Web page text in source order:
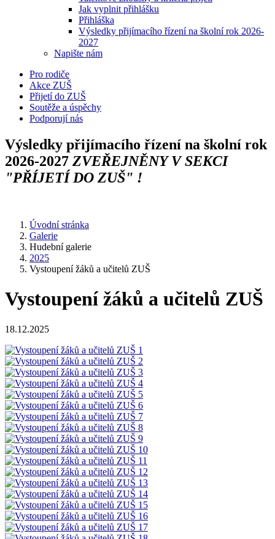
Jak vyplnit přihlášku
Přihláška
Výsledky přijímacího řízení na školní rok 2026-
2027
Napište nám
Pro rodiče
Akce ZUŠ
Přijetí do ZUŠ
Soutěže a úspěchy
Podporují nás
Výsledky přijímacího řízení na školní rok
2026-2027 ZVEŘEJNĚNY V SEKCI
"PŘÍJETÍ DO ZUŠ" !
Úvodní stránka
Galerie
Hudební galerie
2025
Vystoupení žáků a učitelů ZUŠ
Vystoupení žáků a učitelů ZUŠ
18.12.2025